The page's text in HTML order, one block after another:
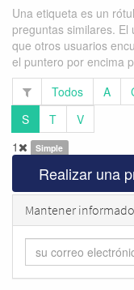
Una etiqueta es un
preguntas similares.
que otros usuarios
el puntero por encima
Todos
A
S
T
V
1
Simple
Realizar una
Mantener informado